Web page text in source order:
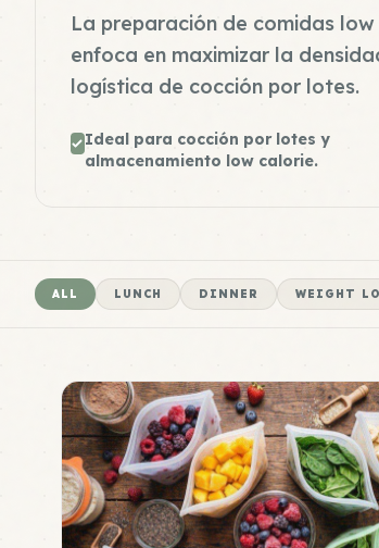
La preparación de comidas
enfoca en maximizar la
logística de cocción por lotes.
Ideal para cocción por lotes y
almacenamiento low calorie.
ALL LUNCH DINNER WEIGHT